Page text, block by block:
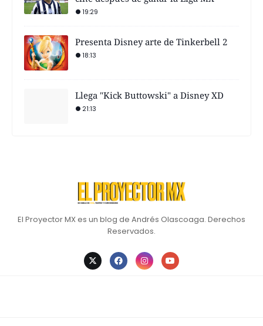
19:29
Presenta Disney arte de Tinkerbell 2
18:13
Llega "Kick Buttowski" a Disney XD
21:13
El Proyector MX es un blog de Andrés Olascoaga. Derechos
Reservados.